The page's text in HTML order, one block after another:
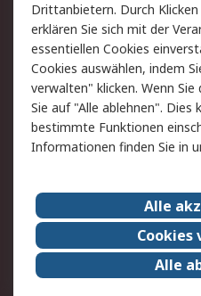
Rechtliches
AGB
Cookie-Richtlinie
Copyright/Impressum
Karriere bei RS
Qualität/Umwelt/
Event-Center
Drittanbietern. Durch
erklären Sie sich mit der
essentiellen Cookies
Cookies auswählen, indem
verwalten" klicken. Wenn
Sie auf "Alle ablehnen". Dies
bestimmte Funktionen
Informationen finden Sie in
Alle
Cookies
Alle